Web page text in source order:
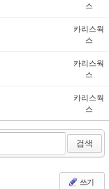
스
카리스웍
스
카리스웍
스
카리스웍
스
검색
쓰기